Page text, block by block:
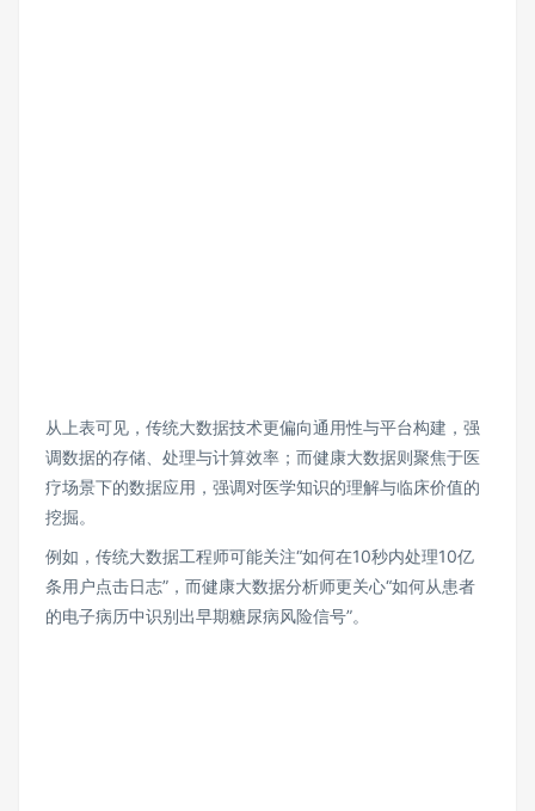
从上表可见，传统大数据技术更偏向通用性与平台构建，强
调数据的存储、处理与计算效率；而健康大数据则聚焦于医
疗场景下的数据应用，强调对医学知识的理解与临床价值的
挖掘。
例如，传统大数据工程师可能关注“如何在10秒内处理10亿
条用户点击日志”，而健康大数据分析师更关心“如何从患者
的电子病历中识别出早期糖尿病风险信号”。